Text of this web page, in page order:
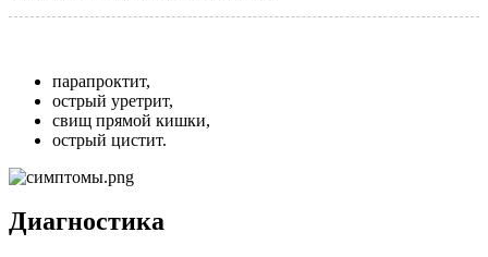
парапроктит,
острый уретрит,
свищ прямой кишки,
острый цистит.
Диагностика